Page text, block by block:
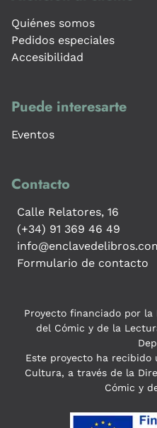
Quiénes somos
Pedidos especiales
Accesibilidad
Puede interesarte
Eventos
Contacto
Calle Relatores, 16
(+34) 91 369 46 49
Formulario de contacto
Proyecto financiado por
del Cómic y de la
Este proyecto ha recibido
Cultura, a través de la
Cómic y